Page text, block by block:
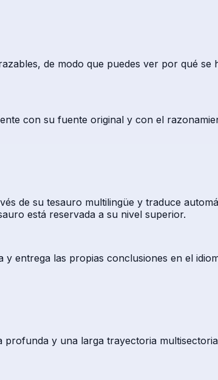
de modo que puedes ver por qué
con su fuente original y con el
de su tesauro multilingüe y traduce
está reservada a su nivel superior.
y entrega las propias conclusiones en el
profunda y una larga trayectoria